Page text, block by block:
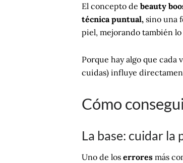
El concepto de beauty
técnica puntual, sino una
piel, mejorando también lo
Porque hay algo que cada
cuidas) influye
Cómo
La base: cuidar la
Uno de los errores más